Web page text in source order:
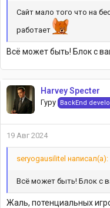
Сайт мало того что на
работает
Всё может быть! Блок с
Harvey Specter
Гуру BackEnd
19 Авг 2024
seryogausilitel написал(а):
Всё может быть! Блок с
Жаль, потенциальных